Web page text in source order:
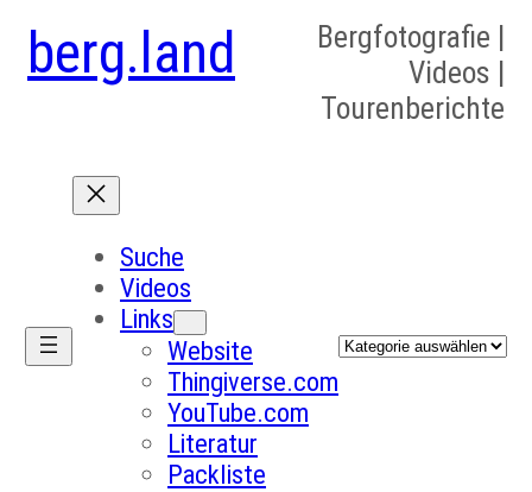
berg.land
Bergfotografie |
Videos |
Tourenberichte
Suche
Videos
Links
Website
Thingiverse.com
YouTube.com
Literatur
Packliste
Kategorien